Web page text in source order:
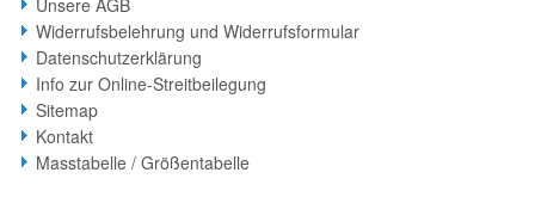
Unsere AGB
Widerrufsbelehrung und Widerrufsformular
Datenschutzerklärung
Info zur Online-Streitbeilegung
Sitemap
Kontakt
Masstabelle / Größentabelle